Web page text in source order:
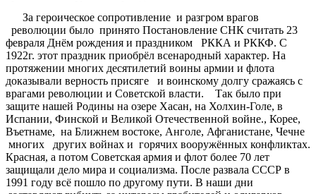
За героическое сопротивление и разгром врагов
революции было принято Постановление СНК считать 23
февраля Днём рождения и праздником РККА и РККФ. С
1922г. этот праздник приобрёл всенародный характер. На
протяжении многих десятилетий воины армии и флота
доказывали верность присяге и воинскому долгу сражаясь с
врагами революции и Советской власти. Так было при
защите нашей Родины на озере Хасан, на Холхин-Голе, в
Испании, Финской и Великой Отечественной войне., Корее,
Въетнаме, на Ближнем востоке, Анголе, Афганистане, Чечне
многих других войнах и горячих вооружённых конфликтах.
Красная, а потом Советская армия и флот более 70 лет
защищали дело мира и социализма. После развала СССР в
1991 году всё пошло по другому пути. В наши дни